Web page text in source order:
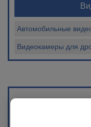
Автомобильные
Видеокамеры для